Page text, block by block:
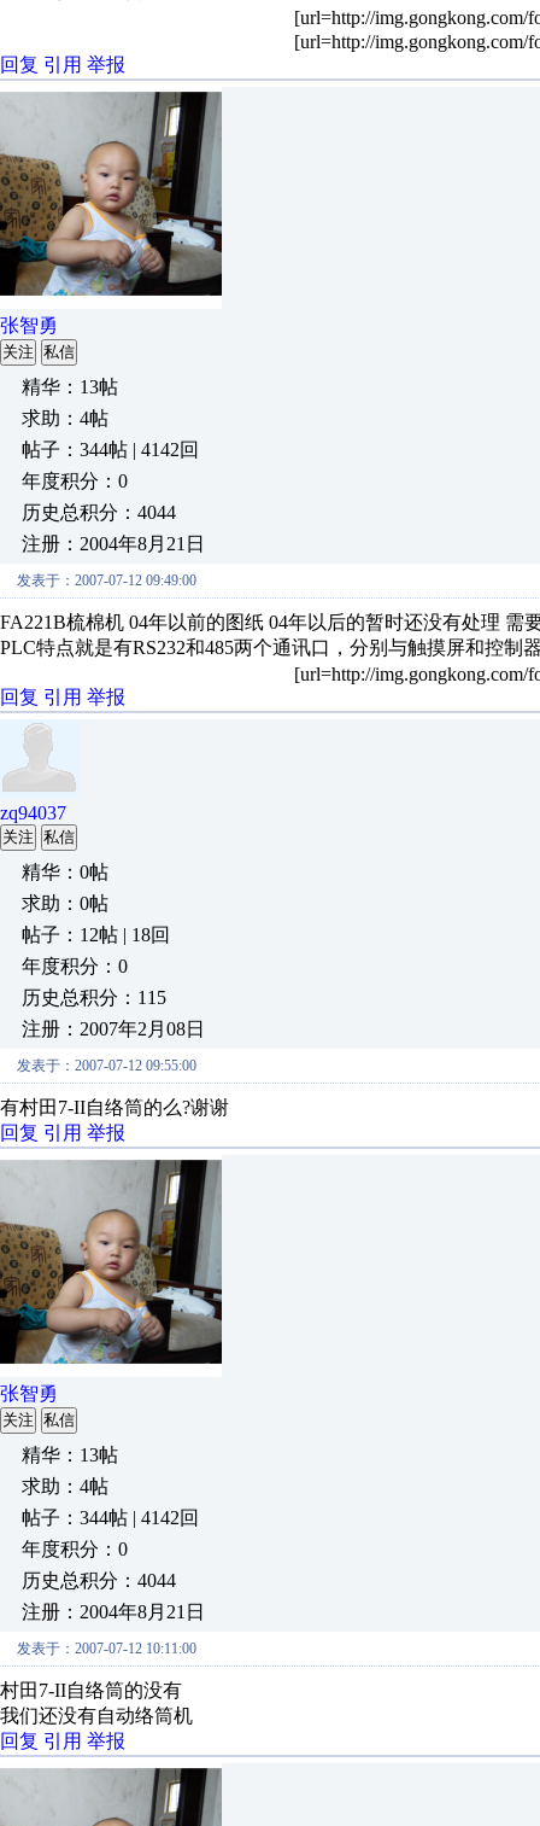
[url=http://img.gongkong.com/
[url=http://img.gongkong.com/
回复 引用 举报
张智勇
关注 私信
精华：13帖
求助：4帖
帖子：344帖 | 4142回
年度积分：0
历史总积分：4044
注册：2004年8月21日
发表于：2007-07-12 09:49:00
FA221B梳棉机 04年以前的图纸 04年以后的暂时还没有处理 需
PLC特点就是有RS232和485两个通讯口，分别与触摸屏和控制
[url=http://img.gongkong.com/
回复 引用 举报
zq94037
关注 私信
精华：0帖
求助：0帖
帖子：12帖 | 18回
年度积分：0
历史总积分：115
注册：2007年2月08日
发表于：2007-07-12 09:55:00
有村田7-II自络筒的么?谢谢
回复 引用 举报
张智勇
关注 私信
精华：13帖
求助：4帖
帖子：344帖 | 4142回
年度积分：0
历史总积分：4044
注册：2004年8月21日
发表于：2007-07-12 10:11:00
村田7-II自络筒的没有
我们还没有自动络筒机
回复 引用 举报